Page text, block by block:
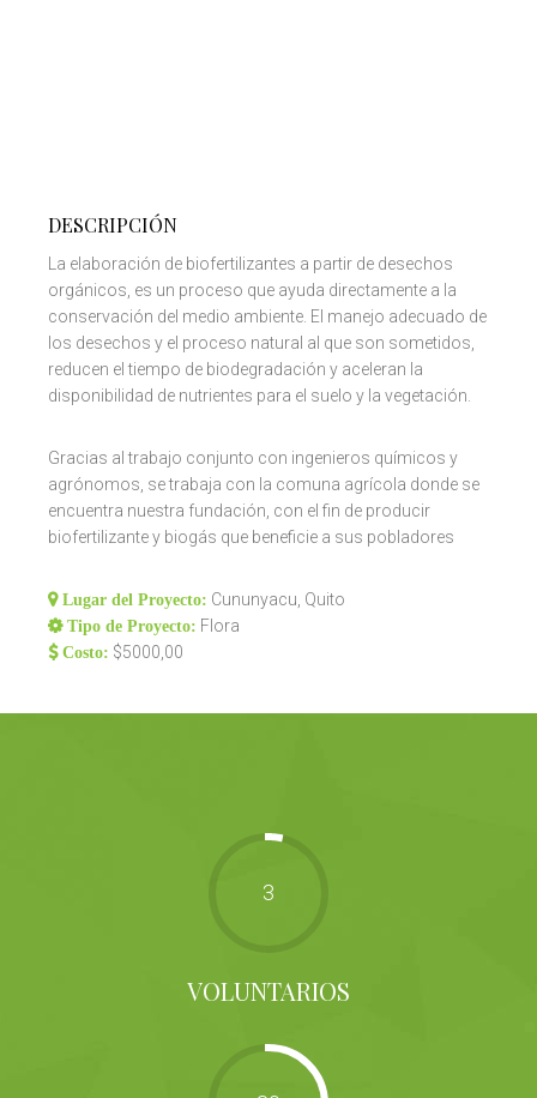
DESCRIPCIÓN
La elaboración de biofertilizantes a partir de desechos
orgánicos, es un proceso que ayuda directamente a la
conservación del medio ambiente. El manejo adecuado de
los desechos y el proceso natural al que son sometidos,
reducen el tiempo de biodegradación y aceleran la
disponibilidad de nutrientes para el suelo y la vegetación.
Gracias al trabajo conjunto con ingenieros químicos y
agrónomos, se trabaja con la comuna agrícola donde se
encuentra nuestra fundación, con el fin de producir
biofertilizante y biogás que beneficie a sus pobladores
Lugar del Proyecto: Cununyacu, Quito
Tipo de Proyecto: Flora
Costo: $5000,00
3
VOLUNTARIOS